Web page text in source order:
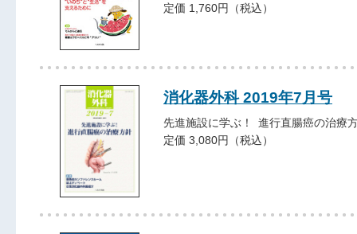
定価 1,760円（税込）
消化器外科 2019年7月号
先進施設に学ぶ！ 進行直腸癌の治療
定価 3,080円（税込）